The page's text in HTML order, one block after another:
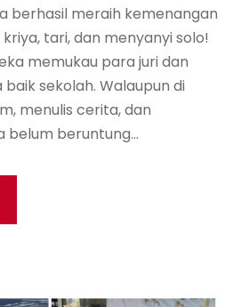
berhasil meraih kemenangan
tari, dan menyanyi solo!
memukau para juri dan
sekolah. Walaupun di
menulis cerita, dan
belum beruntung...